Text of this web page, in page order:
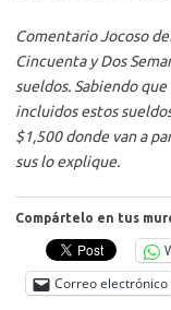
Comentario Jocoso
Cincuenta y Dos
sueldos. Sabiendo
incluidos estos
$1,500 donde van a
sus lo explique.
Compártelo en tus
Correo electrónico